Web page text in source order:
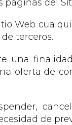
del
Web
terceros.
una
oferta de
de